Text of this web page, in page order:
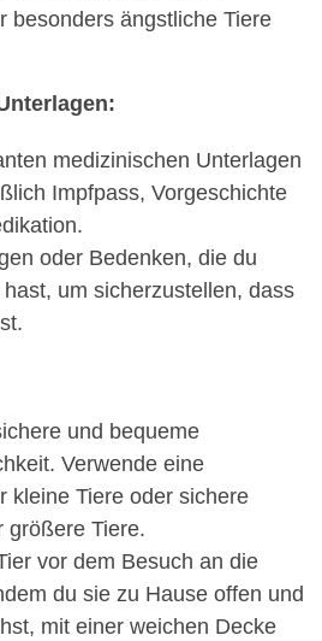
besonders ängstliche Tiere
medizinischen Unterlagen
Impfpass, Vorgeschichte
oder Bedenken, die du
um sicherzustellen, dass
und bequeme
Verwende eine
kleine Tiere oder sichere
größere Tiere.
vor dem Besuch an die
du sie zu Hause offen und
mit einer weichen Decke